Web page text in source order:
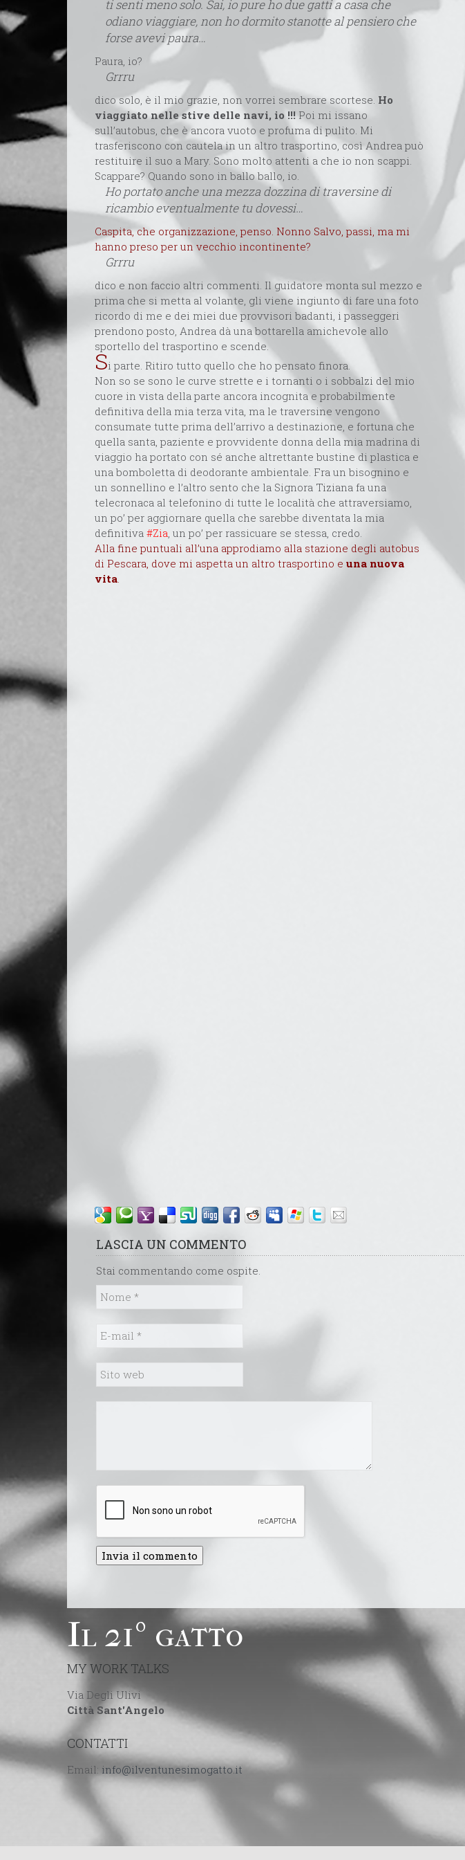
ti senti meno solo. Sai, io pure ho due gatti a casa che
odiano viaggiare, non ho dormito stanotte al pensiero che
forse avevi paura…
Paura, io?
Grrru
dico solo, è il mio grazie, non vorrei sembrare scortese. Ho
viaggiato nelle stive delle navi, io !!! Poi mi issano
sull’autobus, che è ancora vuoto e profuma di pulito. Mi
trasferiscono con cautela in un altro trasportino, così Andrea può
restituire il suo a Mary. Sono molto attenti a che io non scappi.
Scappare? Quando sono in ballo ballo, io.
Ho portato anche una mezza dozzina di traversine di
ricambio eventualmente tu dovessi…
Caspita, che organizzazione, penso. Nonno Salvo, passi, ma mi
hanno preso per un vecchio incontinente?
Grrru
dico e non faccio altri commenti. Il guidatore monta sul mezzo e
prima che si metta al volante, gli viene ingiunto di fare una foto
ricordo di me e dei miei due provvisori badanti, i passeggeri
prendono posto, Andrea dà una bottarella amichevole allo
sportello del trasportino e scende.
Si parte. Ritiro tutto quello che ho pensato finora.
Non so se sono le curve strette e i tornanti o i sobbalzi del mio
cuore in vista della parte ancora incognita e probabilmente
definitiva della mia terza vita, ma le traversine vengono
consumate tutte prima dell’arrivo a destinazione, e fortuna che
quella santa, paziente e provvidente donna della mia madrina di
viaggio ha portato con sé anche altrettante bustine di plastica e
una bomboletta di deodorante ambientale. Fra un bisognino e
un sonnellino e l’altro sento che la Signora Tiziana fa una
telecronaca al telefonino di tutte le località che attraversiamo,
un po’ per aggiornare quella che sarebbe diventata la mia
definitiva #Zia, un po’ per rassicuare se stessa, credo.
Alla fine puntuali all’una approdiamo alla stazione degli autobus
di Pescara, dove mi aspetta un altro trasportino e una nuova
vita.
LASCIA UN COMMENTO
Stai commentando come ospite.
Il 21º gatto
MY WORK TALKS
Via Degli Ulivi
Città Sant'Angelo
CONTATTI
Email: